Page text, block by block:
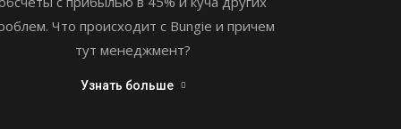
Что происходит с Bungie и причем
тут менеджмент?
Узнать больше